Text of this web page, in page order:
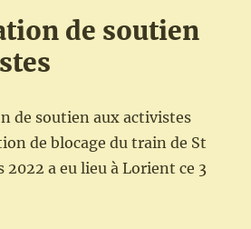
de soutien
de soutien aux activistes
de blocage du train de St
2022 a eu lieu à Lorient ce 3